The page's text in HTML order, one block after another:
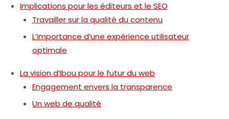
Implications pour les éditeurs et le SEO
Travailler sur la qualité du contenu
L’importance d’une expérience utilisateur
optimale
La vision d’Ibou pour le futur du web
Engagement envers la transparence
Un web de qualité